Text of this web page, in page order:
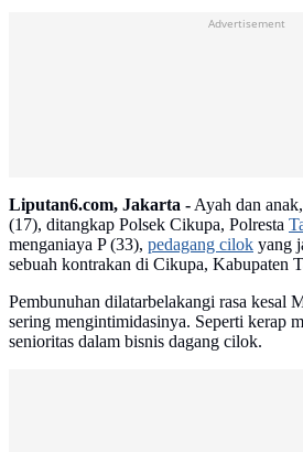
Advertisement
Liputan6.com, Jakarta -Ayah dan
(17), ditangkap Polsek Cikupa, Polresta
menganiaya P (33), pedagang cilok yang
sebuah kontrakan di Cikupa, Kabupaten
Pembunuhan dilatarbelakangi rasa kesal
sering mengintimidasinya. Seperti kerap
senioritas dalam bisnis dagang cilok.